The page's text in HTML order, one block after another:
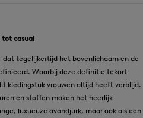
tot casual
dat tegelijkertijd het bovenlichaam en de
Waarbij deze definitie tekort
kledingstuk vrouwen altijd heeft verblijd.
en stoffen maken het heerlijk
luxueuze avondjurk, maar ook als een